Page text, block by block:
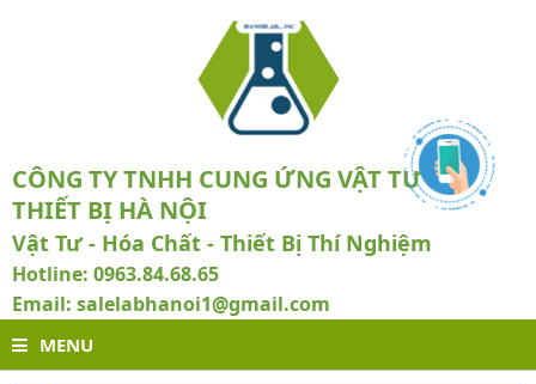
CÔNG TY TNHH CUNG ỨNG VẬT TƯ VÀ
THIẾT BỊ HÀ NỘI
Vật Tư - Hóa Chất - Thiết Bị Thí Nghiệm
Hotline: 0963.84.68.65
Email: salelabhanoi1@gmail.com
MENU